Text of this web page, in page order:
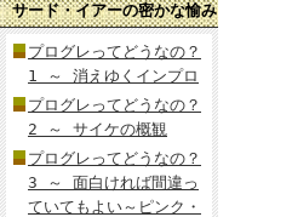
サード・イアーの密かな愉み
プログレってどうなの？
1 ～ 消えゆくインプロ
プログレってどうなの？
2 ～ サイケの概観
プログレってどうなの？
3 ～ 面白ければ間違っ
ていてもよい～ピンク・